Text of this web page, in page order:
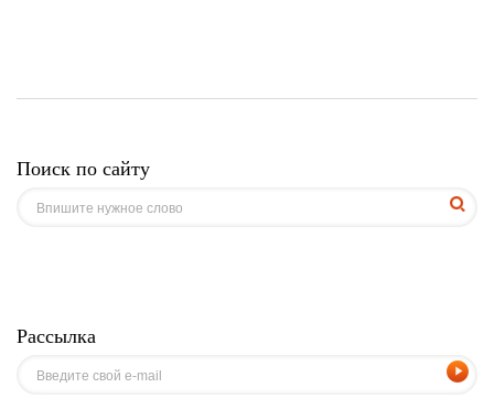
Поиск по сайту
Рассылка